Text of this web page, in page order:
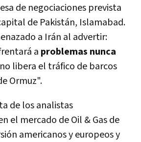
de negociaciones prevista
de Pakistán, Islamabad.
a Irán al advertir:
a problemas nunca
libera el tráfico de barcos
Ormuz".
de los analistas
el mercado de Oil & Gas de
americanos y europeos y